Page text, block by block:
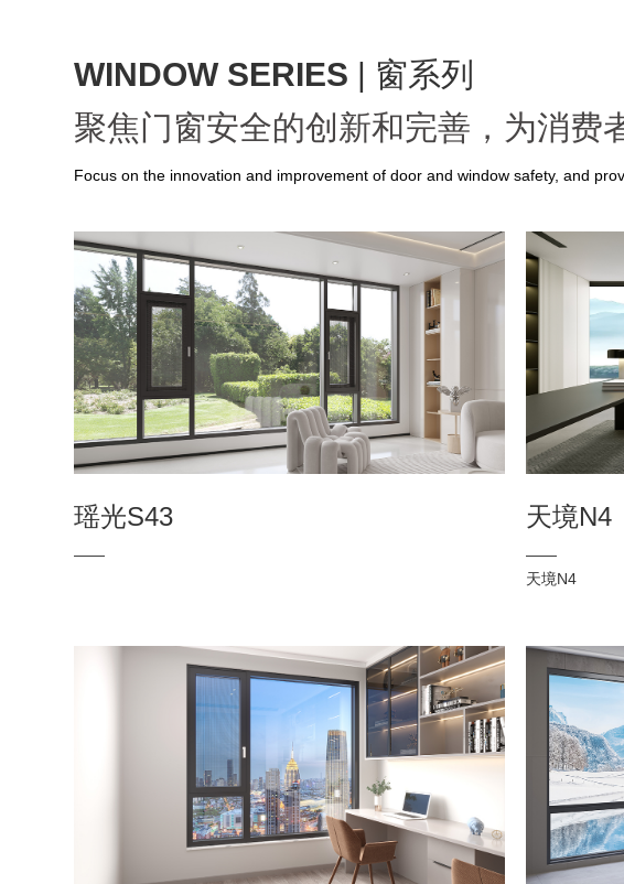
WINDOW SERIES | 窗系列
聚焦门窗安全的创新和完善，为消费
Focus on the innovation and improvement of door and window safety, and
瑶光S43
——
天境N4
——
天境N4